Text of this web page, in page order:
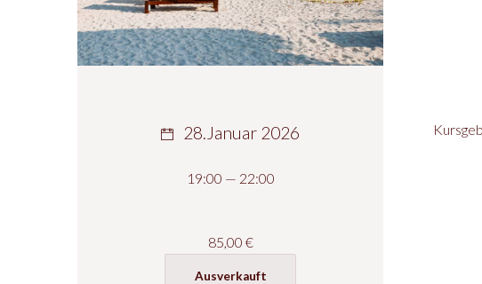
28.Januar 2026
19:00 — 22:00
85,00 €
Ausverkauft